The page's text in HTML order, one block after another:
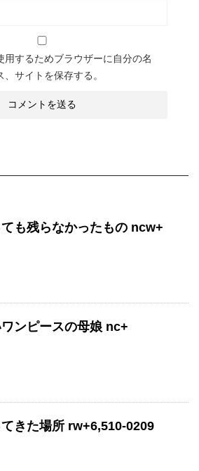
用するためブラウザーに自分の名
サイトを保存する。
も残らなかったもの ncw+
ンピースの母娘 nc+
きた場所 rw+6,510-0209